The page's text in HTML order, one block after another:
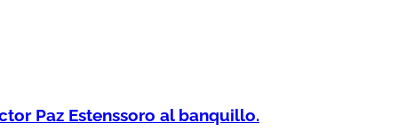
Paz Estenssoro al banquillo.